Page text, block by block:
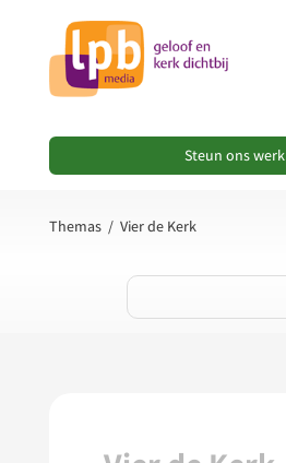
Steun ons werk
Themas/ Vier de Kerk